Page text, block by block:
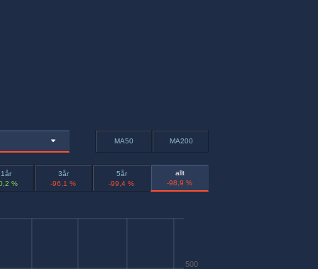
MA50 MA200
1år
%
3år
-96,1 %
5år
-99,4 %
allt
-98,9 %
500